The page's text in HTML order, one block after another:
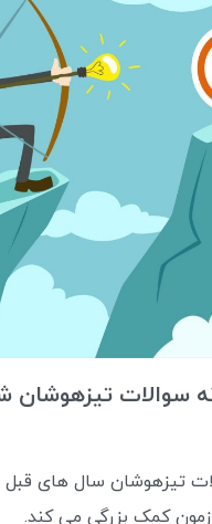
سوالات
تیزهوشان سال های قبل
کمک بزرگی می کند.